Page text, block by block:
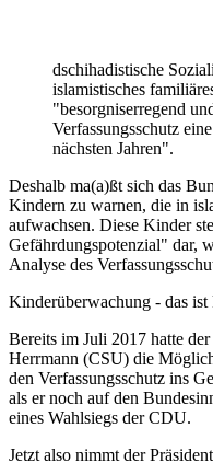
dschihadistische
islamistisches
"besorgniserregend
Verfassungsschutz
nächsten Jahren".
Deshalb ma(a)ßt sich das
Kindern zu warnen, die in
aufwachsen. Diese Kinder
Gefährdungspotenzial" dar,
Analyse des
Kinderüberwachung - das ist
Bereits im Juli 2017 hatte
Herrmann (CSU) die
den Verfassungsschutz ins
als er noch auf den
eines Wahlsiegs der CDU.
Jetzt also nimmt der